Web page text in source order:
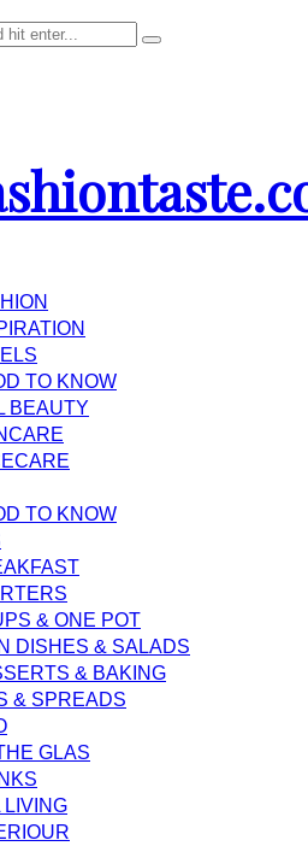
TO KNOW
BEAUTY
TO KNOW
& ONE POT
DISHES & SALADS
& BAKING
& SPREADS
GLAS
LIVING